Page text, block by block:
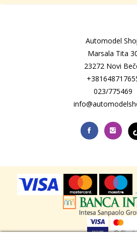
Automodel
Marsala Tita
23272 Novi
023/775469